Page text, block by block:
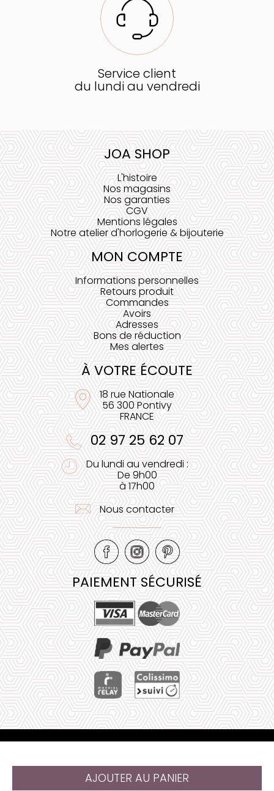
AJOUTER AU PANIER
Service client
du lundi au vendredi
JOA SHOP
L'histoire
Nos magasins
Nos garanties
CGV
Mentions légales
Notre atelier d'horlogerie & bijouterie
MON COMPTE
Informations personnelles
Retours produit
Commandes
Avoirs
Adresses
Bons de réduction
Mes alertes
À VOTRE ÉCOUTE
18 rue Nationale
56 300 Pontivy
FRANCE
02 97 25 62 07
Du lundi au vendredi :
De 9h00
à 17h00
Nous contacter
PAIEMENT SÉCURISÉ
Plan de site
•
@ 2023 Juliana Web créateur